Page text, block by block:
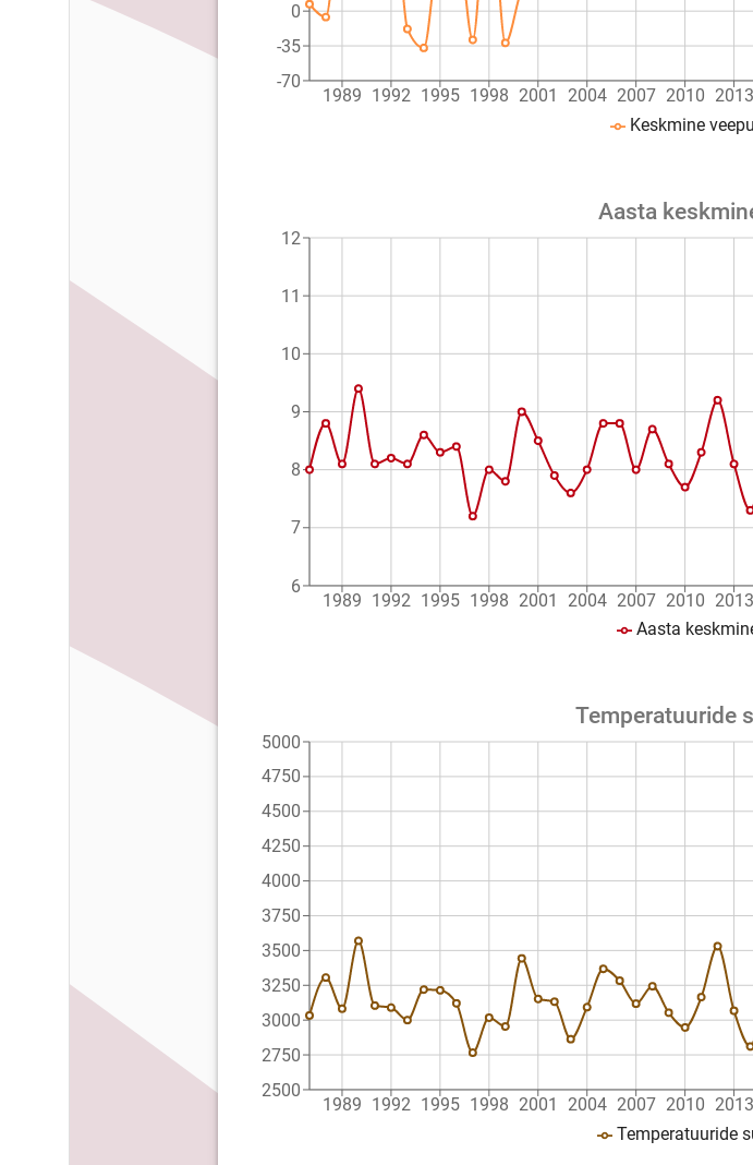
1989 1992 1995 1998 2001 2004 2007 2010 2013
-70
-35
0
Keskmine
Aasta
1989 1992 1995 1998 2001 2004 2007 2010 2013
6
7
8
9
10
11
12
Aasta
Temperatuuride
1989 1992 1995 1998 2001 2004 2007 2010 2013
2500
2750
3000
3250
3500
3750
4000
4250
4500
4750
5000
Temperatuuride